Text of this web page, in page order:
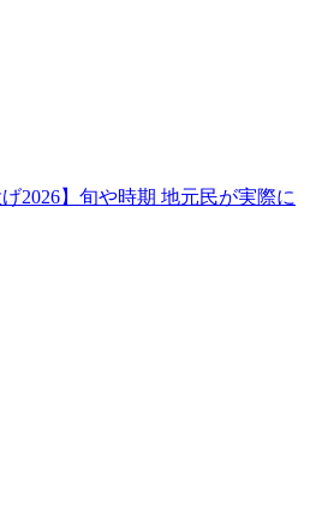
2026】旬や時期 地元民が実際に